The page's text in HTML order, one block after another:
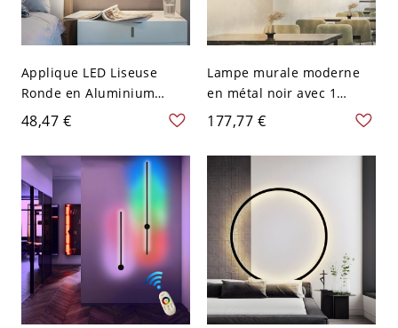
Applique LED Liseuse
Ronde en Aluminium
Luminaire Mural Moderne
pour Chambre
48,47 €
Lampe murale moderne
en métal noir avec 1
lumière et abat-jour vers
le bas
177,77 €